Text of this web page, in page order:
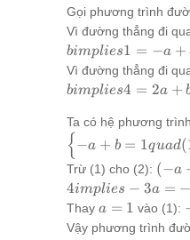
Gọi phương trình
Vì đường thẳng đi
bimplies1 = −a +
Vì đường thẳng đi
bimplies4 = 2a +
Ta có hệ phương
\begin{cases}
-a + b = 1
quad (1) 2a +
b = 4 quad (2)
\end{cases}
{ −a + b = 1quad(
Trừ (1) cho (2): (-a +
b) -
(2a +
b) = 1
(−a
4implies − 3a =
Thay a
=
a = 1 vào (1):
Vậy phương trình